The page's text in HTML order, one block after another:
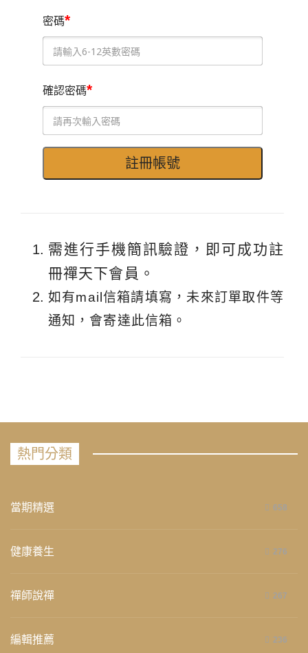
密碼*
確認密碼*
需進行手機簡訊驗證，即可成功註
冊禪天下會員。
如有mail信箱請填寫，未來訂單取件等
通知，會寄達此信箱。
熱門分類
當期精選 658
健康養生 276
禪師說禪 267
編輯推薦 236